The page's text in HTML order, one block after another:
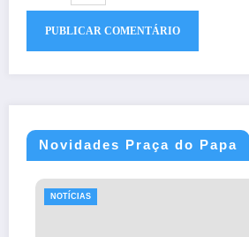
Novidades Praça do Papa